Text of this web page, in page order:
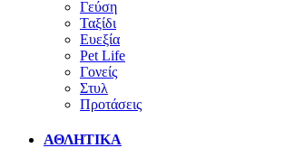
Γεύση
Ταξίδι
Ευεξία
Pet Life
Γονείς
Στυλ
Προτάσεις
ΑΘΛΗΤΙΚΑ